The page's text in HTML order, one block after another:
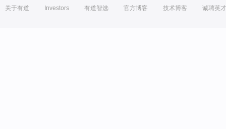
关于有道 Investors 有道智选 官方博客 技术博客 诚聘英才